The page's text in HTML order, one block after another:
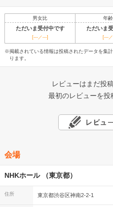
男女比 年
ただいま受付中です ただいま
[---／---] [---
※掲載されている情報は投稿されたデータを集
ります。
レビューはまだ投
最初のレビューを投
会場
NHKホール （東京都）
住所 東京都渋谷区神南2-2-1